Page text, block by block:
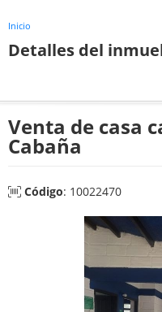
Inicio
Detalles del
Venta de casa
Cabaña
Código: 10022470